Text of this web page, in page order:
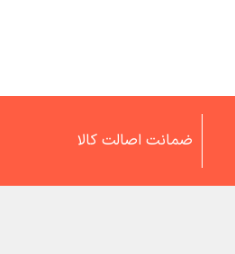
ضمانت اصالت کالا